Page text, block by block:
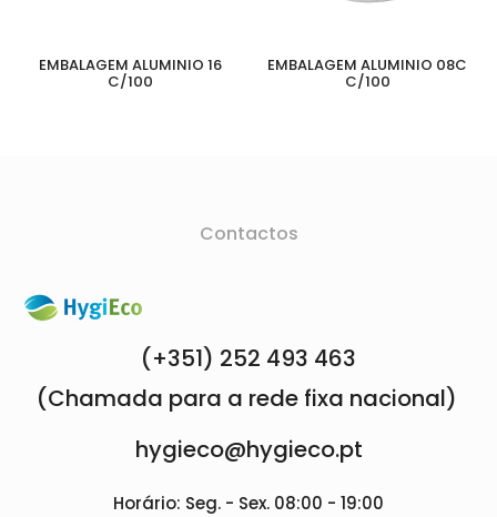
EMBALAGEM ALUMINIO 16
C/100
EMBALAGEM ALUMINIO 08C
C/100
Contactos
(+351) 252 493 463
(Chamada para a rede fixa nacional)
hygieco@hygieco.pt
Horário: Seg. - Sex. 08:00 - 19:00